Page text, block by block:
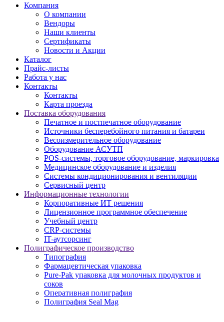
Компания
О компании
Вендоры
Наши клиенты
Сертификаты
Новости и Акции
Каталог
Прайс-листы
Работа у нас
Контакты
Контакты
Карта проезда
Поставка оборудования
Печатное и постпечатное оборудование
Источники бесперебойного питания и батареи
Весоизмерительное оборудование
Оборудование АСУТП
POS-системы, торговое оборудование, маркировка
Медицинское оборудование и изделия
Системы кондиционирования и вентиляции
Сервисный центр
Информационные технологии
Корпоративные ИТ решения
Лицензионное программное обеспечение
Учебный центр
CRP-системы
IT-аутсорсинг
Полиграфическое производство
Типография
Фармацевтическая упаковка
Pure-Pak упаковка для молочных продуктов и
соков
Оперативная полиграфия
Полиграфия Seal Mag